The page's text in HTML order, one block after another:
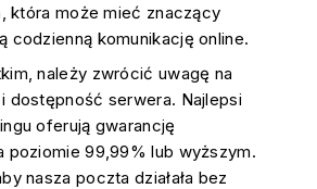
która może mieć znaczący
codzienną komunikację online.
należy zwrócić uwagę na
dostępność serwera. Najlepsi
oferują gwarancję
poziomie 99,99% lub wyższym.
nasza poczta działała bez